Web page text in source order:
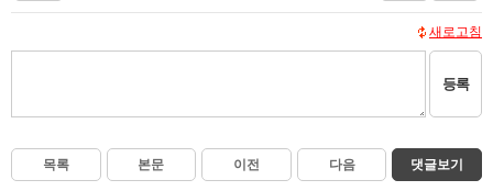
새로고침
등록
목록 본문 이전 다음 댓글보기